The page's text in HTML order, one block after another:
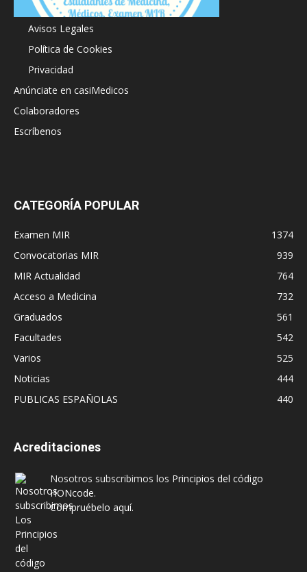
Acerca de
Avisos Legales
Política de Cookies
Privacidad
Anúnciate en casiMedicos
Colaboradores
Escríbenos
CATEGORÍA POPULAR
Examen MIR
1374
Convocatorias MIR
939
MIR Actualidad
764
Acceso a Medicina
732
Graduados
561
Facultades
542
Varios
525
Noticias
444
PUBLICAS ESPAÑOLAS
440
Acreditaciones
Nosotros subscribimos los Principios del código
HONcode.
Compruébelo aquí.